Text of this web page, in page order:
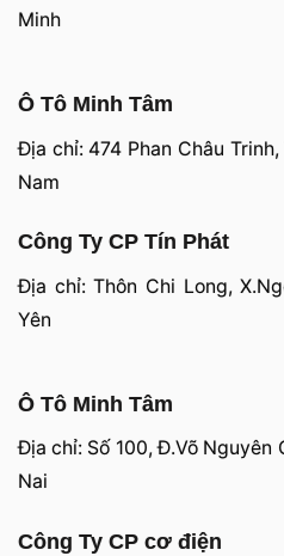
Minh
Ô Tô Minh Tâm
Địa chỉ: 474 Phan Châu Trinh,
Nam
Công Ty CP Tín Phát
Địa chỉ: Thôn Chi Long,
Yên
Ô Tô Minh Tâm
Địa chỉ: Số 100, Đ.Võ Nguyên
Nai
Công Ty CP cơ điện